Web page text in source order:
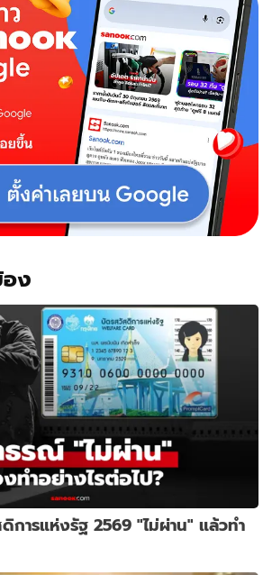
ง
ารแห่งรัฐ 2569 "ไม่ผ่าน" แล้วทำ